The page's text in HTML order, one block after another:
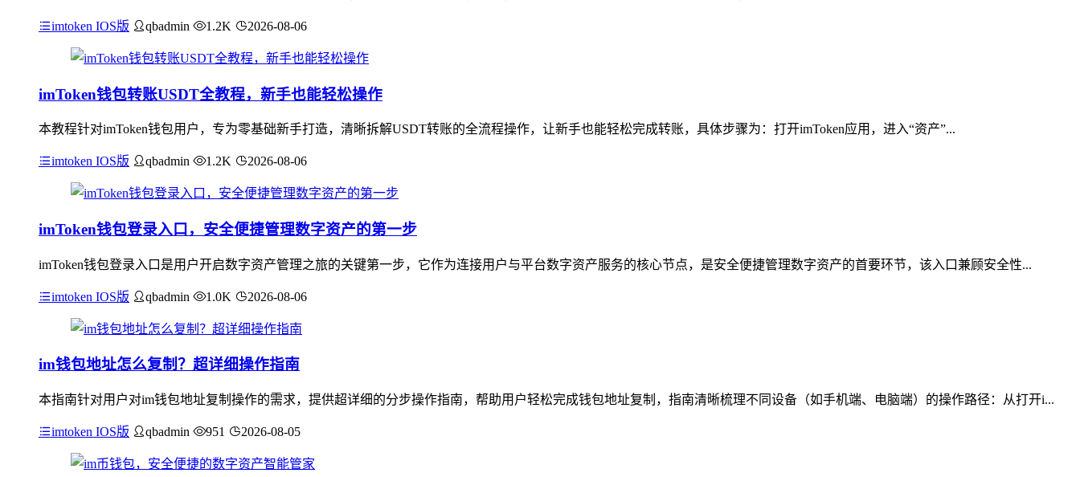
imtoken IOS版 qbadmin 1.2K 2026-08-06
imToken钱包转账USDT全教程，新手也能轻松操作
本教程针对imToken钱包用户，专为零基础新手打造，清晰拆解USDT转账的全流程操作，让新手也能轻松完成转账，具体步骤为：打开imToken应用，进入“资产”...
imtoken IOS版 qbadmin 1.2K 2026-08-06
imToken钱包登录入口，安全便捷管理数字资产的第一步
imToken钱包登录入口是用户开启数字资产管理之旅的关键第一步，它作为连接用户与平台数字资产服务的核心节点，是安全便捷管理数字资产的首要环节，该入口兼顾安全性...
imtoken IOS版 qbadmin 1.0K 2026-08-06
im钱包地址怎么复制？超详细操作指南
本指南针对用户对im钱包地址复制操作的需求，提供超详细的分步操作指南，帮助用户轻松完成钱包地址复制，指南清晰梳理不同设备（如手机端、电脑端）的操作路径：从打开i...
imtoken IOS版 qbadmin 951 2026-08-05